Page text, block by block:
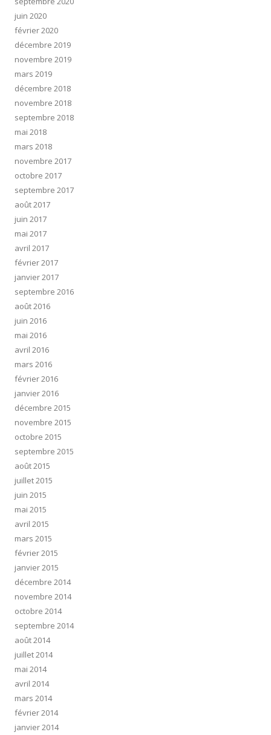
juin 2020
février 2020
décembre 2019
novembre 2019
mars 2019
décembre 2018
novembre 2018
septembre 2018
mai 2018
mars 2018
novembre 2017
octobre 2017
septembre 2017
août 2017
juin 2017
mai 2017
avril 2017
février 2017
janvier 2017
septembre 2016
août 2016
juin 2016
mai 2016
avril 2016
mars 2016
février 2016
janvier 2016
décembre 2015
novembre 2015
octobre 2015
septembre 2015
août 2015
juillet 2015
juin 2015
mai 2015
avril 2015
mars 2015
février 2015
janvier 2015
décembre 2014
novembre 2014
octobre 2014
septembre 2014
août 2014
juillet 2014
mai 2014
avril 2014
mars 2014
février 2014
janvier 2014